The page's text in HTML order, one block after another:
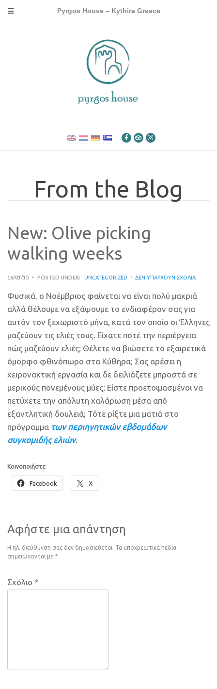
Pyrgos House – Kythira Greece
From the Blog
New: Olive picking
walking weeks
16/01/15 POSTED UNDER: UNCATEGORIZED ΔΕΝ ΥΠΆΡΧΟΥΝ ΣΧΌΛΙΑ
Φυσικά, ο Νοέμβριος φαίνεται να είναι πολύ μακριά
αλλά θέλουμε να εξάψουμε το ενδιαφέρον σας για
αυτόν τον ξεχωριστό μήνα, κατά τον οποίο οι Έλληνες
μαζεύουν τις ελιές τους. Είχατε ποτέ την περιέργεια
πώς μαζεύουν ελιές; Θέλετε να βιώσετε το εξαιρετικά
όμορφο φθινόπωρο στα Κύθηρα; Σας αρέσει η
χειρονακτική εργασία και δε δειλιάζετε μπροστά σε
μερικούς πονεμένους μύες; Είστε προετοιμασμένοι να
πετύχετε την απόλυτη χαλάρωση μέσα από
εξαντλητική δουλειά; Τότε ρίξτε μια ματιά στο
πρόγραμμα των περιηγητικών εβδομάδων
συγκομιδής ελιών.
Κοινοποιήστε:
Facebook X
Αφήστε μια απάντηση
Η ηλ. διεύθυνση σας δεν δημοσιεύεται.
Τα υποχρεωτικά πεδία
σημειώνονται με *
Σχόλιο *